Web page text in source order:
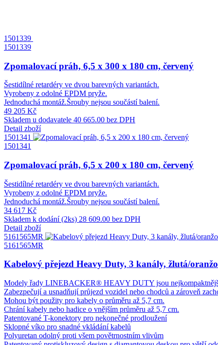
1501339
1501339
Zpomalovací práh, 6,5 x 300 x 180 cm, červený
Šestidílné retardéry ve dvou barevných variantách.
Vyrobeny z odolné EPDM pryže.
Jednoduchá montáž.Šrouby nejsou součástí balení.
49 205 Kč
Skladem u dodavatele 40 665.00 bez DPH
Detail zboží
1501341
1501341
Zpomalovací práh, 6,5 x 200 x 180 cm, červený
Šestidílné retardéry ve dvou barevných variantách.
Vyrobeny z odolné EPDM pryže.
Jednoduchá montáž.Šrouby nejsou součástí balení.
34 617 Kč
Skladem k dodání (2ks) 28 609.00 bez DPH
Detail zboží
5161565MR
5161565MR
Kabelový přejezd Heavy Duty, 3 kanály, žlutá/
Modely řady LINEBACKER® HEAVY DUTY jsou
Zabezpečují a usnadňují průjezd vozidel nebo chodců a zároveň
Mohou být použity pro kabely o průměru až 5,7 cm.
Chrání kabely nebo hadice o vnějším průměru až 5,7 cm.
Patentované T-konektory pro nekonečné prodloužení
Sklopné víko pro snadné vkládání kabelů
Polyuretan odolný proti všem povětrnostním vlivům